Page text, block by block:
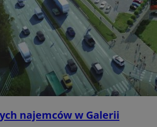
najemców w Galerii